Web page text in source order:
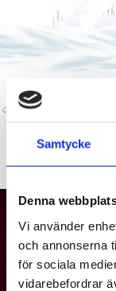
Samtycke
Denna
Vi använder
och annonserna
för sociala
vidarebefordrar
Tänään
itsenäisyyspäivää